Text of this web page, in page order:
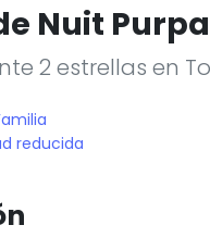
Nuit
2 estrellas en
reducida